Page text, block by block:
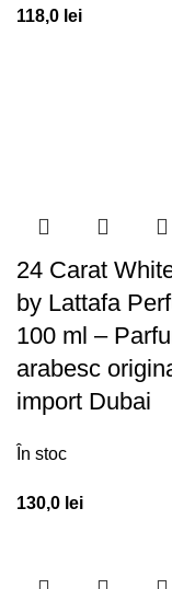
118,0 lei
24 Carat
by Lattafa
100 ml –
arabesc
import Dubai
În stoc
130,0 lei